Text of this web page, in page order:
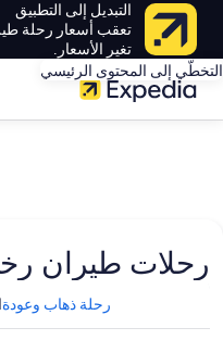
التبديل إلى التطبيق
تعقب أسعار رحلة
تغير الأسعار.
التخطّي إلى المحتوى الرئيسي
رحلات طيران
رحلة ذهاب وعودةاتجاه واحد